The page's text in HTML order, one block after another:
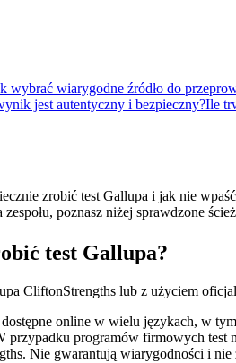
wybrać wiarygodne źródło do
jest autentyczny i bezpieczny?Ile
zrobić test Gallupa i jak nie
poznasz niżej sprawdzone
test Gallupa?
CliftonStrengths lub z użyciem
online w wielu językach, w
przypadku programów firmowych
Nie gwarantują wiarygodności i